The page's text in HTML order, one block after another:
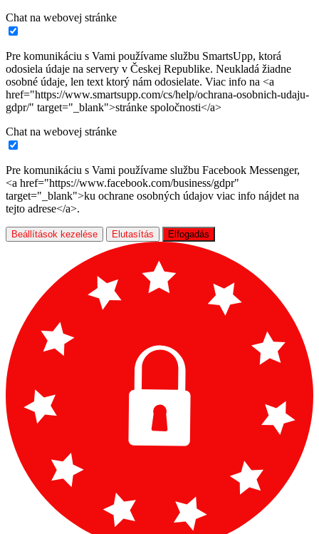
Chat na webovej stránke
Pre komunikáciu s Vami používame službu SmartsUpp, ktorá
odosiela údaje na servery v Českej Republike. Neukladá žiadne
osobné údaje, len text ktorý nám odosielate. Viac info na <a
href="https://www.smartsupp.com/cs/help/ochrana-osobnich-udaju-
gdpr/" target="_blank">stránke spoločnosti</a>
Chat na webovej stránke
Pre komunikáciu s Vami používame službu Facebook Messenger,
<a href="https://www.facebook.com/business/gdpr"
target="_blank">ku ochrane osobných údajov viac info nájdet na
tejto adrese</a>.
Beállítások kezelése Elutasítás Elfogadás